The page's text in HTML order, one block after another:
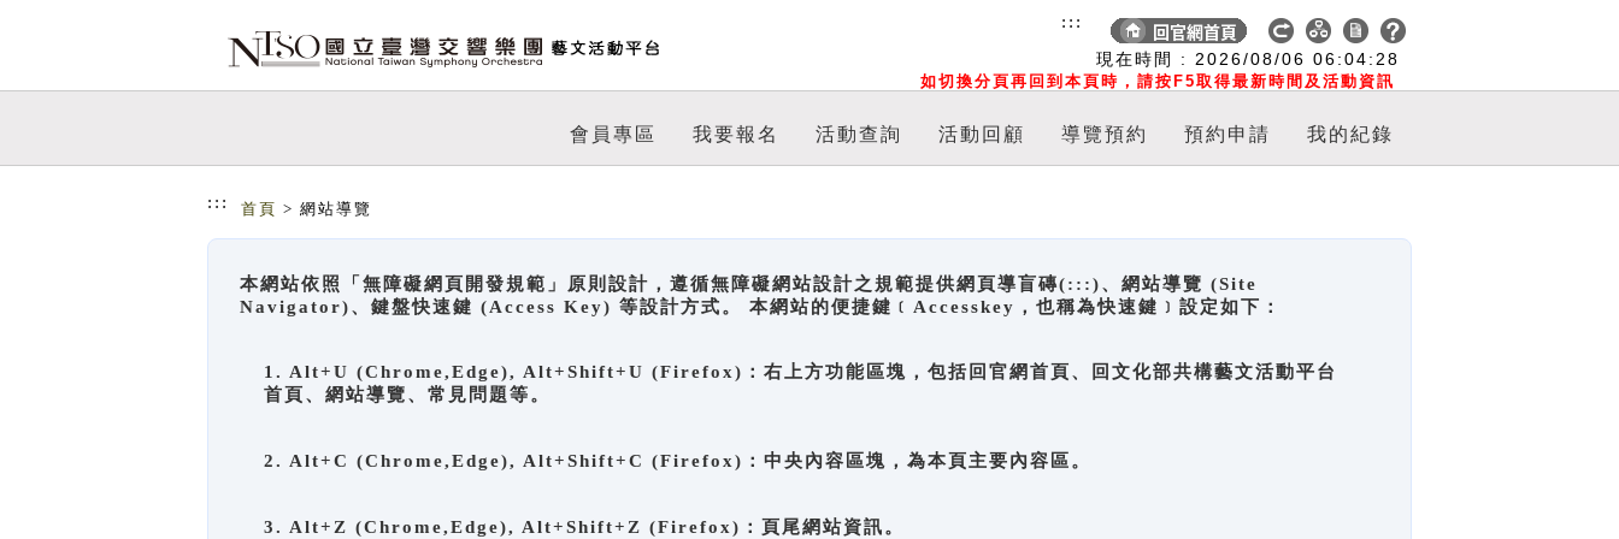
現在時間 : 2026/08/06 06:04:29
如切換分頁再回到本頁時，請按F5取得最新時間及活動資訊
:::
會員專區 我要報名 活動查詢 活動回顧 導覽預約 預約申請 我的紀錄
::: 首頁 > 網站導覽
本網站依照「無障礙網頁開發規範」原則設計，遵循無障礙網站設計之規範提供網頁導盲磚(:::)、網站導覽 (Site
Navigator)、鍵盤快速鍵 (Access Key) 等設計方式。 本網站的便捷鍵﹝Accesskey，也稱為快速鍵﹞設定如下：
1. Alt+U (Chrome,Edge), Alt+Shift+U (Firefox)：右上方功能區塊，包括回官網首頁、回文化部共構藝文活動平台
首頁、網站導覽、常見問題等。
2. Alt+C (Chrome,Edge), Alt+Shift+C (Firefox)：中央內容區塊，為本頁主要內容區。
3. Alt+Z (Chrome,Edge), Alt+Shift+Z (Firefox)：頁尾網站資訊。